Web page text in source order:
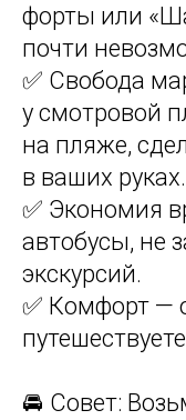
форты или
почти
✅ Свобода
у смотровой
на пляже,
в ваших руках.
✅ Экономия
автобусы, не
экскурсий.
✅ Комфорт —
🚘 Совет: